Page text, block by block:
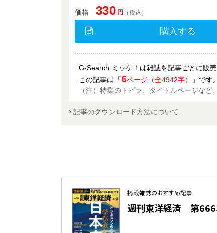
価格 330 円 （税込）
購入する
G-Search ミッケ！は雑誌を記事ごとに販売
この記事は「6ページ（全4942字）
」です
（注）特集のトビラ、タイトルページなど
記事のダウンロード方法について
掲載雑誌のおすすめ記事
週刊東洋経済 第